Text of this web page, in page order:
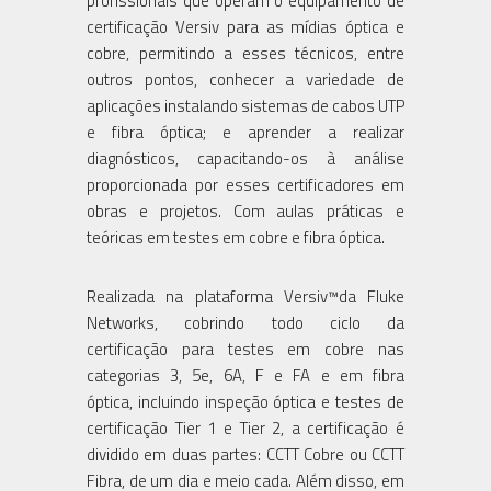
certificação Versiv para as mídias óptica e
cobre, permitindo a esses técnicos, entre
outros pontos, conhecer a variedade de
aplicações instalando sistemas de cabos UTP
e fibra óptica; e aprender a realizar
diagnósticos, capacitando-os à análise
proporcionada por esses certificadores em
obras e projetos. Com aulas práticas e
teóricas em testes em cobre e fibra óptica.
Realizada na plataforma Versiv™da Fluke
Networks, cobrindo todo ciclo da
certificação para testes em cobre nas
categorias 3, 5e, 6A, F e FA e em fibra
óptica, incluindo inspeção óptica e testes de
certificação Tier 1 e Tier 2, a certificação é
dividido em duas partes: CCTT Cobre ou CCTT
Fibra, de um dia e meio cada. Além disso, em